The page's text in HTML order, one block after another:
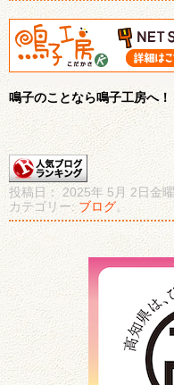
鳴子のことなら鳴子工房へ
投稿日： 2025年 5月 2日金
カテゴリー:ブログ。